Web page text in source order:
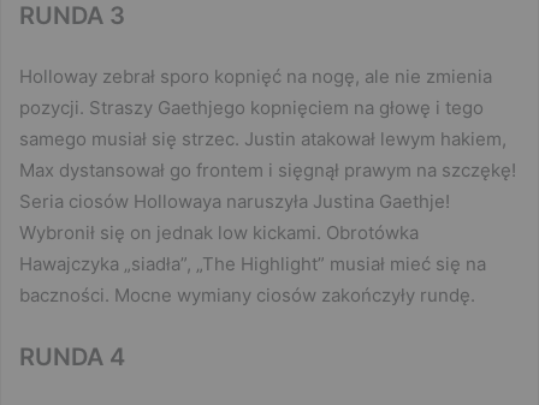
RUNDA 3
Holloway zebrał sporo kopnięć na nogę, ale nie zmienia
pozycji. Straszy Gaethjego kopnięciem na głowę i tego
samego musiał się strzec. Justin atakował lewym hakiem,
Max dystansował go frontem i sięgnął prawym na szczękę!
Seria ciosów Hollowaya naruszyła Justina Gaethje!
Wybronił się on jednak low kickami. Obrotówka
Hawajczyka „siadła”, „The Highlight” musiał mieć się na
baczności. Mocne wymiany ciosów zakończyły rundę.
RUNDA 4